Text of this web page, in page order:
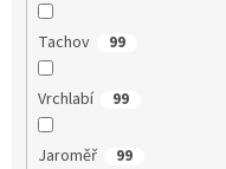
Tachov 99
Vrchlabí 99
Jaroměř 99